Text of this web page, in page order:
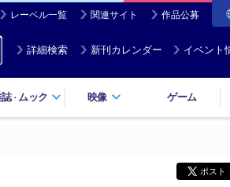
レーベル一覧 関連サイト 作品公募
詳細検索 新刊カレンダー イベント
・ ムック 映像 ゲーム
ポスト